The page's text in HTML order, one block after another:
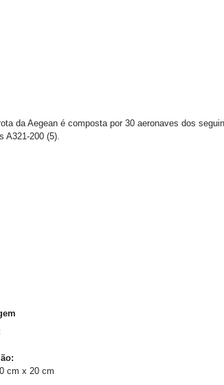
da Aegean é composta por 30 aeronaves dos
A321-200 (5).
cm x 20 cm